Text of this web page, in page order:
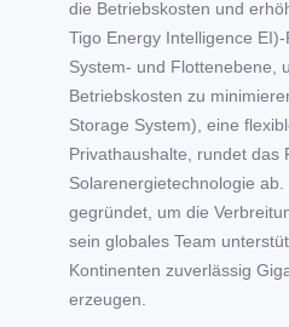
die Betriebskosten und
Tigo Energy Intelligence
System- und Flottenebene,
Betriebskosten zu
Storage System), eine
Privathaushalte, rundet das
Solarenergietechnologie
gegründet, um die
sein globales Team
Kontinenten zuverlässig
erzeugen.